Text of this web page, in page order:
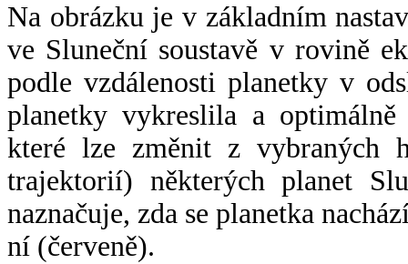
Na obrázku je v základním
ve Sluneční soustavě v rovině
podle vzdálenosti planetky v
planetky vykreslila a
které lze změnit z vybraných
trajektorií) některých planet
naznačuje, zda se planetka
ní (červeně).